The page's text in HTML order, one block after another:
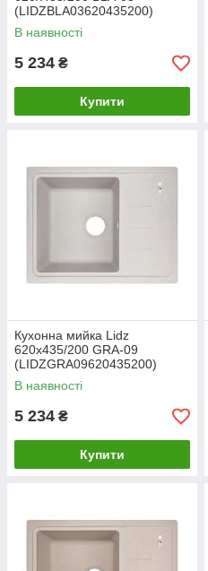
(LIDZBLA03620435200)
В наявності
5 234 ₴
Купити
Кухонна мийка Lidz
620x435/200 GRA-09
(LIDZGRA09620435200)
В наявності
5 234 ₴
Купити